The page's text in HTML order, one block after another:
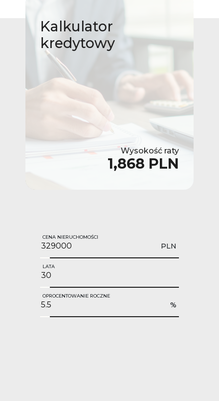
Kalkulator
kredytowy
Wysokość raty
1,868 PLN
CENA NIERUCHOMOŚCI
PLN
LATA
OPROCENTOWANIE ROCZNE
%